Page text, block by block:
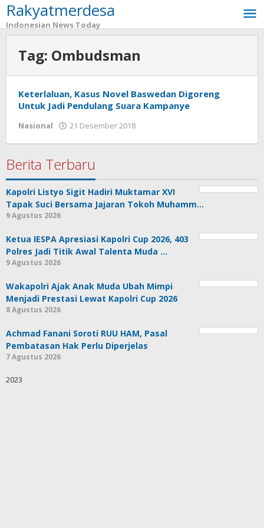
Lewati
ke
konten
Rakyatmerdesa
Indonesian News Today
Tag: Ombudsman
Keterlaluan, Kasus Novel Baswedan Digoreng
Untuk Jadi Pendulang Suara Kampanye
Nasional 21 Desember 2018
Berita Terbaru
Kapolri Listyo Sigit Hadiri Muktamar XVI
Tapak Suci Bersama Jajaran Tokoh Muhamm…
9 Agustus 2026
Ketua IESPA Apresiasi Kapolri Cup 2026, 403
Polres Jadi Titik Awal Talenta Muda …
9 Agustus 2026
Wakapolri Ajak Anak Muda Ubah Mimpi
Menjadi Prestasi Lewat Kapolri Cup 2026
8 Agustus 2026
Achmad Fanani Soroti RUU HAM, Pasal
Pembatasan Hak Perlu Diperjelas
7 Agustus 2026
2023